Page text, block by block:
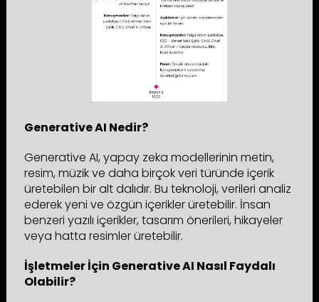
Generative AI Nedir?
Generative AI, yapay zeka modellerinin metin,
resim, müzik ve daha birçok veri türünde içerik
üretebilen bir alt dalıdır. Bu teknoloji, verileri analiz
ederek yeni ve özgün içerikler üretebilir. İnsan
benzeri yazılı içerikler, tasarım önerileri, hikayeler
veya hatta resimler üretebilir.
İşletmeler İçin Generative AI Nasıl Faydalı
Olabilir?